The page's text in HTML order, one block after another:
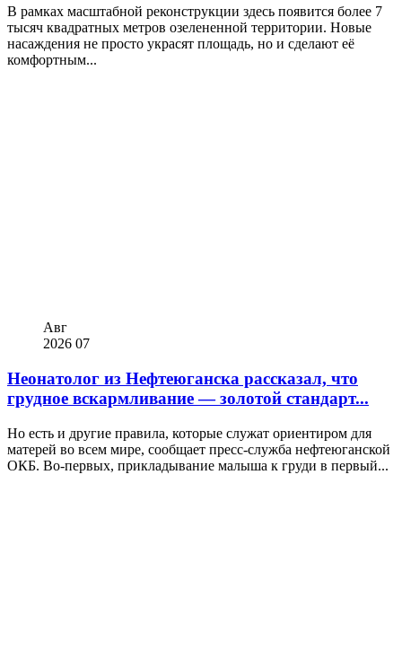
В рамках масштабной реконструкции здесь появится более 7
тысяч квадратных метров озелененной территории. Новые
насаждения не просто украсят площадь, но и сделают её
комфортным...
Авг
2026 07
Неонатолог из Нефтеюганска рассказал, что
грудное вскармливание — золотой стандарт...
Но есть и другие правила, которые служат ориентиром для
матерей во всем мире, сообщает пресс-служба нефтеюганской
ОКБ. Во-первых, прикладывание малыша к груди в первый...